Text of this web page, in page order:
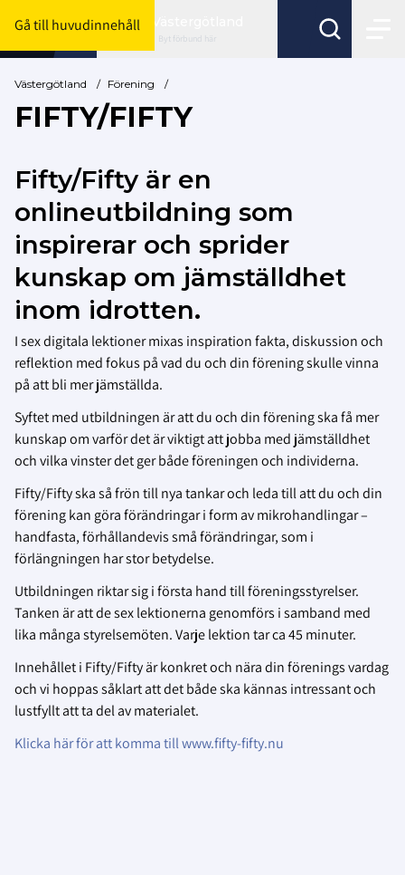
Gå till huvudinnehåll
Byt förbund här
Västergötland / Förening /
FIFTY/FIFTY
Fifty/Fifty är en
onlineutbildning som
inspirerar och sprider
kunskap om jämställdhet
inom idrotten.
I sex digitala lektioner mixas inspiration fakta, diskussion och
reflektion med fokus på vad du och din förening skulle vinna
på att bli mer jämställda.
Syftet med utbildningen är att du och din förening ska få mer
kunskap om varför det är viktigt att jobba med jämställdhet
och vilka vinster det ger både föreningen och individerna.
Fifty/Fifty ska så frön till nya tankar och leda till att du och din
förening kan göra förändringar i form av mikrohandlingar –
handfasta, förhållandevis små förändringar, som i
förlängningen har stor betydelse.
Utbildningen riktar sig i första hand till föreningsstyrelser.
Tanken är att de sex lektionerna genomförs i samband med
lika många styrelsemöten. Varje lektion tar ca 45 minuter.
Innehållet i Fifty/Fifty är konkret och nära din förenings vardag
och vi hoppas såklart att det både ska kännas intressant och
lustfyllt att ta del av materialet.
Klicka här för att komma till www.fifty-fifty.nu